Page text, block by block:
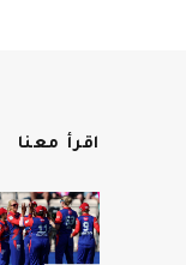
اقرأ معنا